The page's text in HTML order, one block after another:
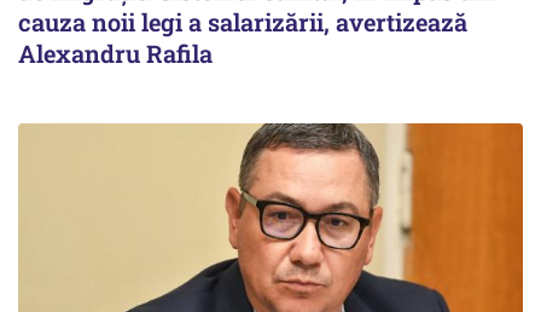
cauza noii legi a salarizării, avertizează
Alexandru Rafila